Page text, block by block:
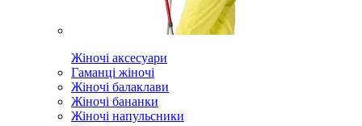
Жіночі аксесуари
Гаманці жіночі
Жіночі балаклави
Жіночі бананки
Жіночі напульсники